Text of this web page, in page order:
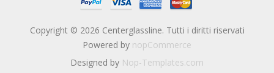
Copyright © 2026 Centerglassline. Tutti i diritti riservati
Powered by nopCommerce
Designed by Nop-Templates.com